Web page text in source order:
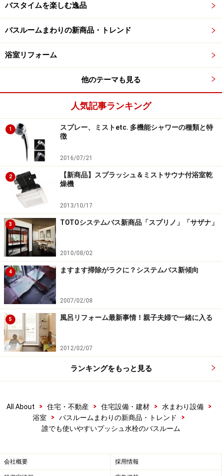
バスタイムを楽しむ逸品
バスルームまわりの新商品・トレンド
浴室リフォーム
他のテーマも見る
人気記事ランキング
1
スプレー、ミストetc. 多機能シャワーの種類と特
徴
2016/07/21
2
【新商品】スプラッシュ＆ミストサウナ付浴室乾
燥機
2013/10/17
3 TOTOシステムバス新商品「スプリノ」「サザナ」
2010/08/02
4 ますます掃除がラクに？システムバス新傾向
2007/02/08
5 風呂リフォーム最新事情！親子夫婦で一緒に入る
2012/02/07
ランキングをもっと見る
All About > 住宅・不動産 > 住宅設備・建材 > 水まわり設備
>
浴室
> バスルームまわりの新商品・トレンド
>
誰でも使いやすいプッシュ水栓のバスルーム
会社概要 採用情報